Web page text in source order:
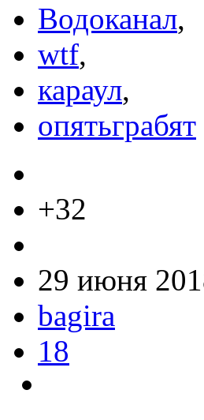
Водоканал,
wtf,
караул,
опятьграбят
+32
29 июня
bagira
18